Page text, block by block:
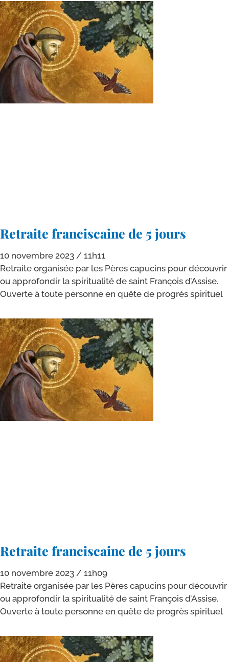
Retraite franciscaine de 5 jours
10 novembre 2023
11h11
Retraite orga­ni­sée par les Pères capu­cins pour décou­vrir
ou appro­fon­dir la spi­ri­tua­li­té de saint François d’Assise.
Ouverte à toute per­sonne en quête de pro­grès spirituel
Retraite franciscaine de 5 jours
10 novembre 2023
11h09
Retraite orga­ni­sée par les Pères capu­cins pour décou­vrir
ou appro­fon­dir la spi­ri­tua­li­té de saint François d’Assise.
Ouverte à toute per­sonne en quête de pro­grès spirituel